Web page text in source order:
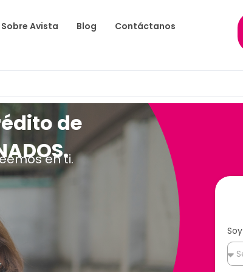
Sobre Avista Blog Contáctanos
de
en ti.
Soy